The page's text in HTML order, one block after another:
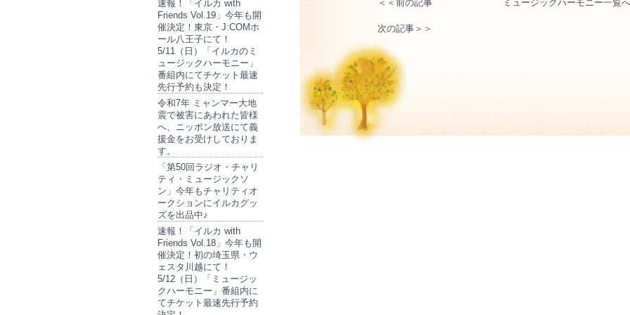
速報！「イルカ with
Friends Vol.19」今年も開
催決定！東京・J:COMホ
ール八王子にて！
5/11（日）「イルカのミ
ュージックハーモニー」
番組内にてチケット最速
先行予約も決定！
令和7年 ミャンマー大地
震で被害にあわれた皆様
へ、ニッポン放送にて義
援金をお受けしておりま
す。
「第50回ラジオ・チャリ
ティ・ミュージックソ
ン」今年もチャリティオ
ークションにイルカグッ
ズを出品中♪
速報！「イルカ with
Friends Vol.18」今年も開
催決定！初の埼玉県・ウ
ェスタ川越にて！
5/12（日）「ミュージッ
クハーモニー」番組内に
てチケット最速先行予約
＜＜前の記事 ミュージックハーモニー一覧へ
次の記事＞＞